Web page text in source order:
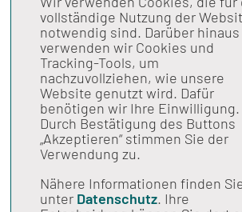
IQTIG stellt auf
aktualisierte
Informationen für
werdende
kleiner
vollständige Nutzung der
notwendig sind. Darüber hinaus
verwenden wir Cookies und
Tracking-Tools, um
nachzuvollziehen, wie unsere
Website genutzt wird. Dafür
benötigen wir Ihre Einwilligung.
Durch Bestätigung des Buttons
„Akzeptieren“ stimmen Sie der
Verwendung zu.
Nähere Informationen finden
unter Datenschutz. Ihre